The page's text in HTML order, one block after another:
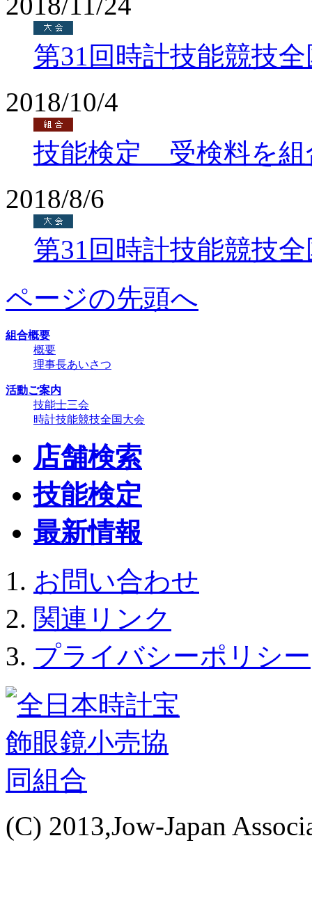
第31回時計技能競技
2018/10/4
技能検定 受検料を組
2018/8/6
第31回時計技能競技
ページの先頭へ
組合概要
概要
理事長あいさつ
活動ご案内
技能士三会
時計技能競技全国大会
店舗検索
技能検定
最新情報
お問い合わせ
関連リンク
プライバシーポリシー
(C) 2013,Jow-Japan